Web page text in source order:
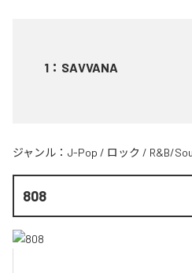
1 ： SAVVANA
ジャンル： J-Pop / ロック / R&B/
808